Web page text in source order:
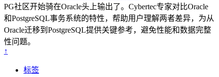
PG社区开始骑在Oracle头上输出了。Cybertec专家对比Oracle
和PostgreSQL事务系统的特性，帮助用户理解两者差异，为从
Oracle迁移到PostgreSQL提供关键参考，避免性能和数据完整
性问题。
↑
标签